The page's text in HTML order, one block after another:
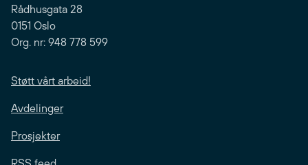
Rådhusgata 28
0151 Oslo
Org. nr: 948 778 599
Støtt vårt arbeid!
Avdelinger
Prosjekter